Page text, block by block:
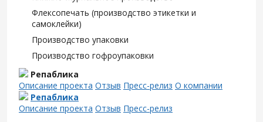
Флексопечать (производство этикетки и
самоклейки)
Производство упаковки
Производство гофроупаковки
Репаблика
Описание проекта Отзыв Пресс-релиз О компании
Репаблика
Описание проекта Отзыв Пресс-релиз